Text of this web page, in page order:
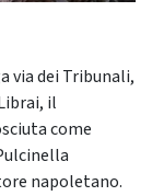
via dei Tribunali,
il
come
napoletano.